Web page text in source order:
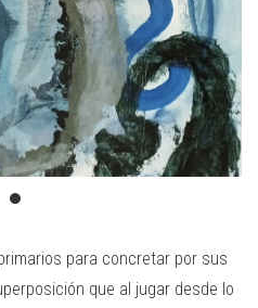
para concretar por sus
que al jugar desde lo